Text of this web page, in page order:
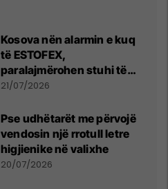
Kosova nën alarmin e kuq
të ESTOFEX,
paralajmërohen stuhi të
fuqishme me breshër dhe
21/07/2026
Pse udhëtarët me përvojë
vendosin një rrotull letre
higjienike në valixhe
20/07/2026